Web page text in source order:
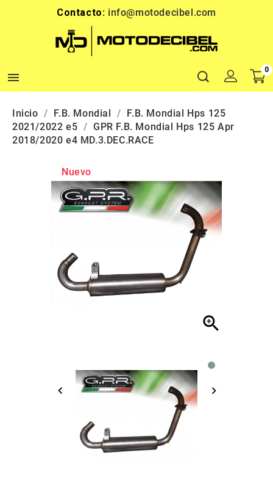
Contacto: info@motodecibel.com

0
Inicio F.B. Mondial
F.B. Mondial Hps 125
2021/2022 e5
GPR F.B. Mondial Hps 125 Apr
2018/2020 e4 MD.3.DEC.RACE
Nuevo
